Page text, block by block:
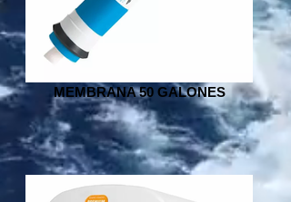
MEMBRANA 50 GALONES